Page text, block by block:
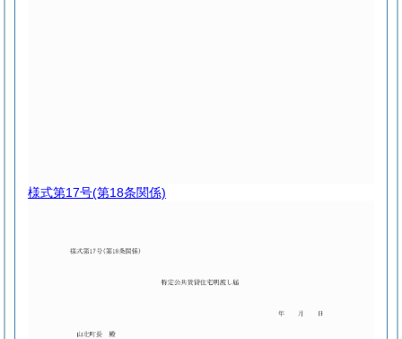
様式第17号(第18条関係)